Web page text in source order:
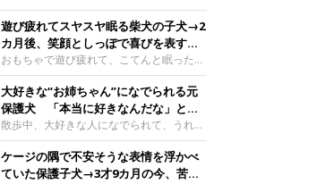
長！
＠Kus1oKg2vsgdWS2さんの愛犬でウェル
シュ・コーギー・ペンブロークの神楽ちゃ
ん。今年の8月で7才になるという神楽ちゃ
んですが、いったいどんな子犬時代を過ご
したのでしょうか。今回は、神楽ちゃんの
成長を飼い主さんと振り返ります！神楽ち
ゃんの成長について聞いた！お迎えから数
日後の神楽ちゃん（撮影時生後2カ月）＠
Kus1oKg2vsgdWS2――お迎え当初の神楽
ちゃんの様子について教えてください。飼
い主さん： 「お迎え当日から“ヘソ天”で寝
遊び疲れてスヤスヤ眠る柴犬の子犬→2
カ月後、笑顔としっぽで喜びを表すコ
に成長！
おもちゃで遊び疲れて、こてんと眠った子
犬。あれから2カ月、表情や行動にさまざ
まな変化が見られるようになりました。遊
び疲れて眠る生後2カ月のなっちゃん遊び
疲れた様子のなっちゃん。@Pkndg_紹介
するのは、X（旧Twitter）ユーザー
@Pkndg_さんの愛犬・なっちゃん（取材
時、生後4カ月／柴犬）。こちらの写真
大好きな“お姉ちゃん”になでられる元
保護犬 「本当に好きなんだな」と感
じる表情にほっこり
散歩中、大好きな人になでられて、うれし
そうな表情を見せる元保護犬。甘えるよう
な姿に、見ているこちらまでほっこりしま
す。大好きな“お姉ちゃん”に甘える小次郎
ケージの隅で不安そうな表情を浮かべ
ていた保護子犬→3才9カ月の今、苦手